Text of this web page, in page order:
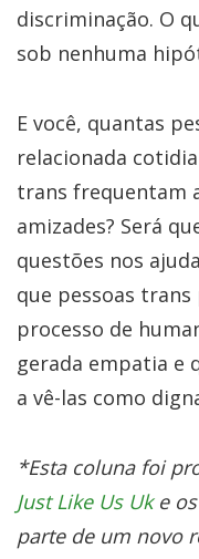
discriminação. O
sob nenhuma
E você, quantas
relacionada
trans frequentam
amizades? Será
questões nos
que pessoas
processo de
gerada empatia e
a vê-las como
*Esta coluna foi
Just Like Us Uke os
parte de um novo